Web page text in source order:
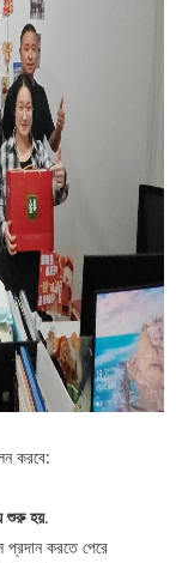
করবে:
শুরু হয়.
প্রদান করতে পেরে